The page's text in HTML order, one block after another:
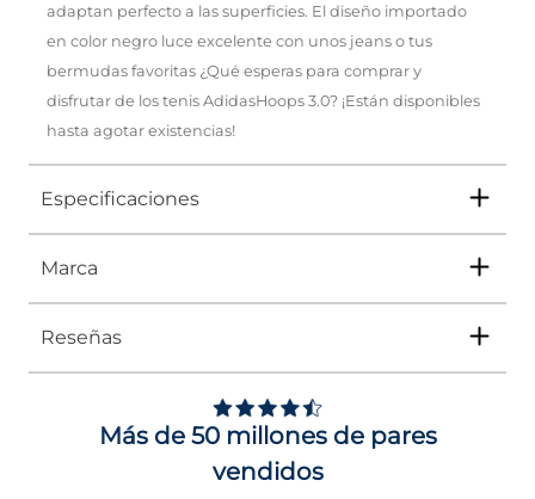
adaptan perfecto a las superficies. El diseño importado
en color negro luce excelente con unos jeans o tus
bermudas favoritas ¿Qué esperas para comprar y
disfrutar de los tenis AdidasHoops 3.0? ¡Están disponibles
hasta agotar existencias!
Especificaciones
Tipo
DE 0 A 4 cms
Marca
Impus te trae una colección que rinde
homenaje a su legado. Con una fusión de
clásicos reinventados y nuevos diseños, cada
pieza no solo está pensada para el
rendimiento en la cancha o el gimnasio, sino
Reseñas
Más de 50 millones de pares
vendidos